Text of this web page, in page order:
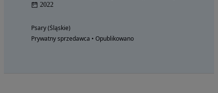
2022
Psary (Śląskie)
Prywatny sprzedawca • Opublikowano